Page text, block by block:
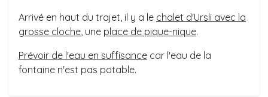
Arrivé en haut du trajet, il y a le chalet d'Ursli avec la
grosse cloche , une place de pique-nique.
Prévoir de l'eau en suffisance car l'eau de la
fontaine n'est pas potable.